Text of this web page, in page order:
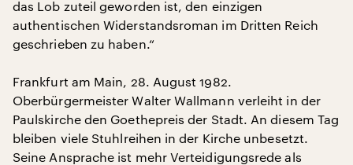
das Lob zuteil geworden ist, den einzigen
authentischen Widerstandsroman im Dritten Reich
geschrieben zu haben.“
Frankfurt am Main, 28. August 1982.
Oberbürgermeister Walter Wallmann verleiht in der
Paulskirche den Goethepreis der Stadt. An diesem Tag
bleiben viele Stuhlreihen in der Kirche unbesetzt.
Seine Ansprache ist mehr Verteidigungsrede als